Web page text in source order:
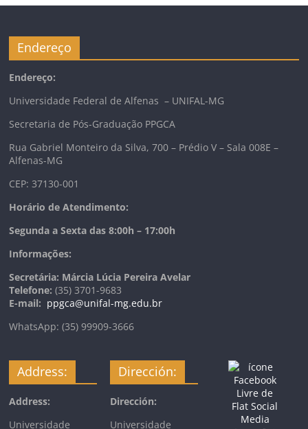
Endereço
Endereço:
Universidade Federal de Alfenas – UNIFAL-MG
Secretaria de Pós-Graduação PPGCA
Rua Gabriel Monteiro da Silva, 700 – Prédio V – Sala 008E –
Alfenas-MG
CEP: 37130-001
Horário de Atendimento:
Segunda a Sexta das 8:00h – 17:00h
Informações:
Secretária: Márcia Lúcia Pereira Avelar
Telefone: (35) 3701-9683
E-mail: ppgca@unifal-mg.edu.br
WhatsApp: (35) 99909-3666
Address:
Address:
Universidade
Dirección:
Dirección:
Universidade